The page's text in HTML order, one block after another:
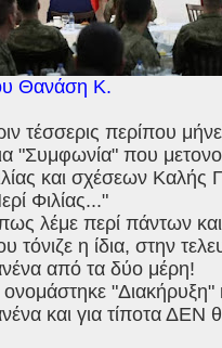
Θανάση Κ.
τέσσερις περίπου
"Συμφωνία" που
και σχέσεων Καλής
Φιλίας..."
λέμε περί πάντων
τόνιζε η ίδια, στην
από τα δύο μέρη!
ονομάστηκε "Διακήρυξη"
και για τίποτα ΔΕΝ